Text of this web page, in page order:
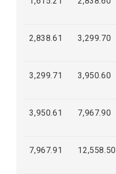
2,838.61 3,299.70
3,299.71 3,950.60
3,950.61 7,967.90
7,967.91 12,558.50